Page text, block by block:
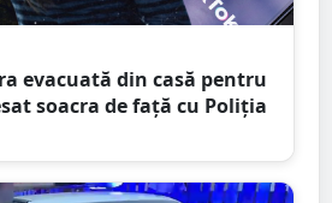
evacuată din casă pentru
soacra de față cu Poliția